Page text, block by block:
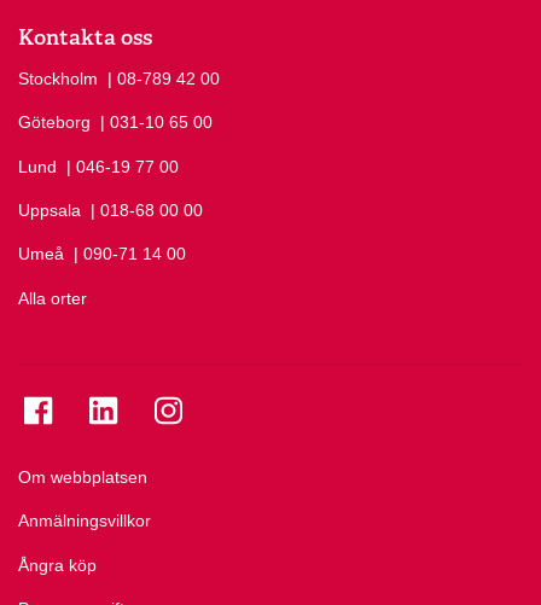
Kontakta oss
Stockholm Ring Stockholm på
| 08-789 42 00
Göteborg Ring Göteborg på
| 031-10 65 00
Lund Ring Lund på
| 046-19 77 00
Uppsala Ring Uppsala på
| 018-68 00 00
Umeå Ring Umeå på
| 090-71 14 00
Alla orter
Om webbplatsen
Anmälningsvillkor
Ångra köp
Se folkuniversitetet på Facebook
Se folkuniversitetet på LinkedIn